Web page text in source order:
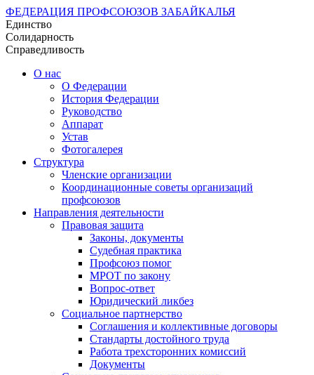
ФЕДЕРАЦИЯ ПРОФСОЮЗОВ ЗАБАЙКАЛЬЯ
Единство
Солидарность
Справедливость
О нас
О Федерации
История Федерации
Руководство
Аппарат
Устав
Фотогалерея
Структура
Членские организации
Координационные советы организаций
профсоюзов
Направления деятельности
Правовая защита
Законы, документы
Судебная практика
Профсоюз помог
МРОТ по закону
Вопрос-ответ
Юридический ликбез
Социальное партнерство
Соглашения и коллективные договоры
Стандарты достойного труда
Работа трехсторонних комиссий
Документы